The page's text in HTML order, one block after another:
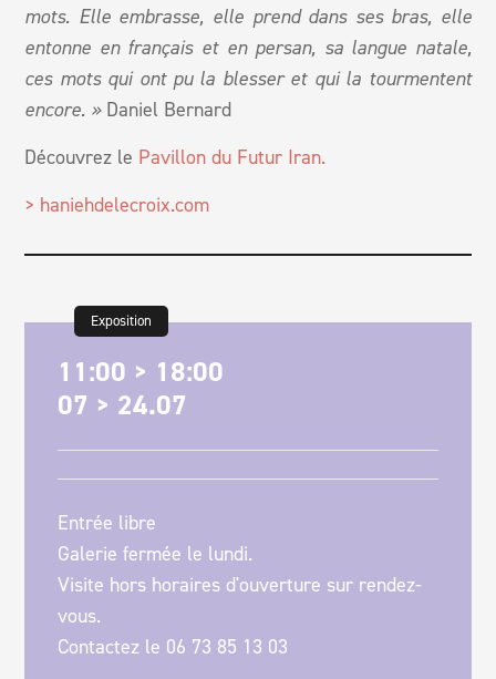
mots. Elle embrasse, elle prend dans ses bras, elle
entonne en français et en persan, sa langue natale,
ces mots qui ont pu la blesser et qui la tourmentent
encore. » Daniel Bernard
Découvrez le Pavillon du Futur Iran.
> haniehdelecroix.com
Exposition
11:00 > 18:00
07 > 24.07
Entrée libre
Galerie fermée le lundi.
Visite hors horaires d'ouverture sur rendez-
vous.
Contactez le 06 73 85 13 03